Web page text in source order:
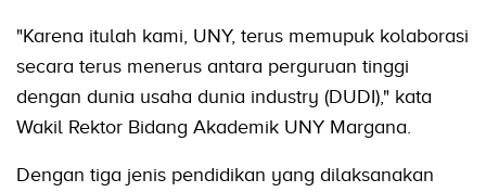
"Karena itulah kami, UNY, terus memupuk kolaborasi
secara terus menerus antara perguruan tinggi
dengan dunia usaha dunia industry (DUDI)," kata
Wakil Rektor Bidang Akademik UNY Margana.
Dengan tiga jenis pendidikan yang dilaksanakan